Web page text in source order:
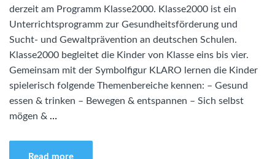
derzeit am Programm Klasse2000. Klasse2000 ist ein
Unterrichtsprogramm zur Gesundheitsförderung und
Sucht- und Gewaltprävention an deutschen Schulen.
Klasse2000 begleitet die Kinder von Klasse eins bis vier.
Gemeinsam mit der Symbolfigur KLARO lernen die Kinder
spielerisch folgende Themenbereiche kennen: – Gesund
essen & trinken – Bewegen & entspannen – Sich selbst
mögen & …
Read more